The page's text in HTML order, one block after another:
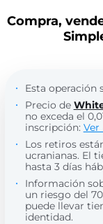
Compra,
Esta operación
Precio de
no exceda el
inscripción: Ver
Los retiros
ucranianas. El
hasta 3 días
Información
un riesgo del
puede llevar
identidad.